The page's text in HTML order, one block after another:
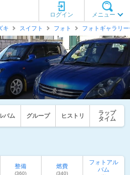
メニュー
ログイン
キ スイフト フォト フォトギャラリ
バム グループ ヒストリ
ラップ
タイム
整備
(360)
燃費
(340)
フォトアル
バム